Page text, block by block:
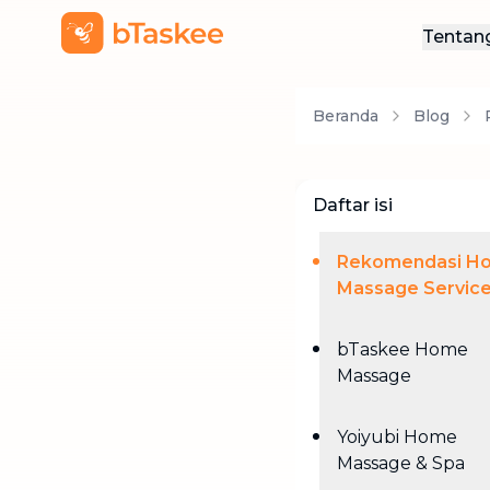
Beranda Blog
Daftar isi
Rekomendasi
Massage
bTaskee Home
Massage
Yoiyubi Home
Massage & Spa